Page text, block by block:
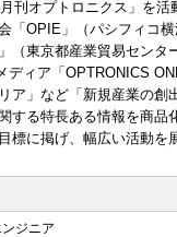
刊オプトロニクス」を活
「OPIE」（パシフィコ
（東京都産業貿易センタ
ディア「OPTRONICS
ア」など「新規産業の創
する特長ある情報を商品
標に掲げ、幅広い活動を
ジニア